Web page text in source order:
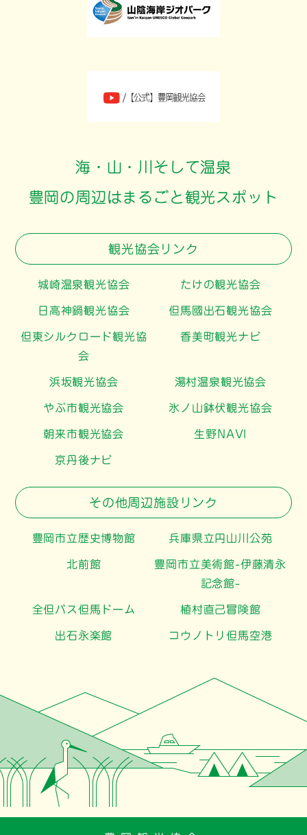
海・山・川そして温泉
豊岡の周辺はまるごと観光スポット
観光協会リンク
城崎温泉観光協会 たけの観光協会
日高神鍋観光協会 但馬國出石観光協会
但東シルクロード観光協
会
香美町観光ナビ
浜坂観光協会 湯村温泉観光協会
やぶ市観光協会 氷ノ山鉢伏観光協会
朝来市観光協会 生野NAVI
京丹後ナビ
その他周辺施設リンク
豊岡市立歴史博物館 兵庫県立円山川公苑
北前館
豊岡市立美術館-伊藤清永
記念館-
全但バス但馬ドーム 植村直己冒険館
出石永楽館 コウノトリ但馬空港